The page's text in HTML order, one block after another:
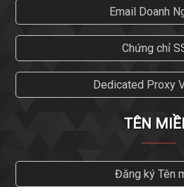
Email Doanh
Chứng chỉ
Dedicated Proxy
TÊN
Đăng ký Tên